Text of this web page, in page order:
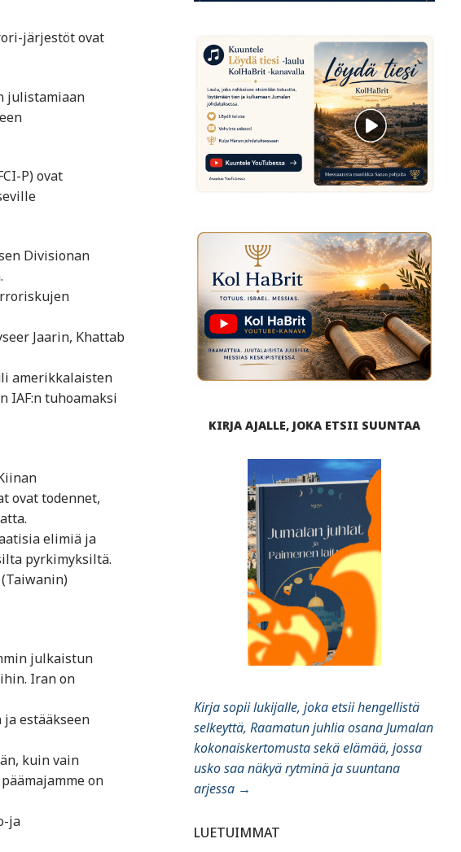
järjestöt ovat
julistamiaan
P) ovat
Divisionan
Jaarin, Khattab
amerikkalaisten
IAF:n tuhoamaksi
ovat todennet,
elimiä ja
pyrkimyksiltä.
julkaistun
Iran on
estääkseen
kuin vain
on
ja
KIRJA AJALLE, JOKA ETSII SUUNTAA
Kirja sopii lukijalle, joka etsii hengellistä
selkeyttä, Raamatun juhlia osana Jumalan
kokonaiskertomusta sekä elämää, jossa
usko saa näkyä rytminä ja suuntana
arjessa →
LUETUIMMAT